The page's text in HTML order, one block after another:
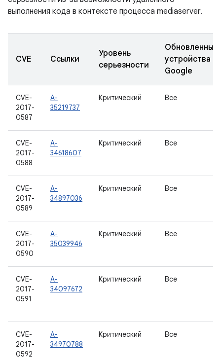
выполнения кода в контексте процесса mediaserver.
CVE Ссылки
Уровень
серьезности
Обновленные
устройства
Google
CVE-
2017-
0587
A-
35219737
Критический Все
CVE-
2017-
0588
A-
34618607
Критический Все
CVE-
2017-
0589
A-
34897036
Критический Все
CVE-
2017-
0590
A-
35039946
Критический Все
CVE-
2017-
0591
A-
34097672
Критический Все
CVE-
2017-
0592
A-
34970788
Критический Все